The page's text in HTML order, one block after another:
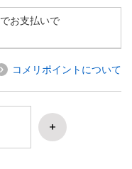
お支払いで
コメリポイントについて